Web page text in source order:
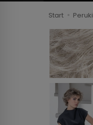
Start Peruki